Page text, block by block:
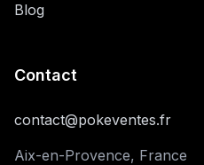
Blog
Contact
contact@pokeventes.fr
Aix-en-Provence, France